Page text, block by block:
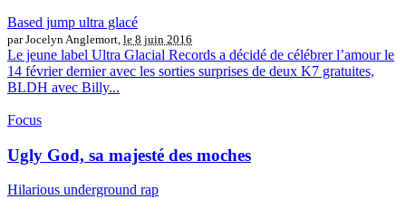
Based jump ultra glacé
par Jocelyn Anglemort, le 8 juin 2016
Le jeune label Ultra Glacial Records a décidé de célébrer l’amour le
14 février dernier avec les sorties surprises de deux K7 gratuites,
BLDH avec Billy...
Focus
Ugly God, sa majesté des moches
Hilarious underground rap